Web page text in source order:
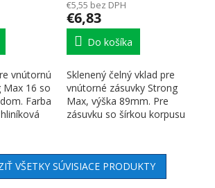
vnútornú
Max 16 so
Farba
€5,55 bez DPH
€6,83
Do košíka
Sklenený čelný vklad pre
vnútorné zásuvky Strong
Max, výška 89mm. Pre
zásuvku so šírkou korpusu
VŠETKY SÚVISIACE PRODUKTY